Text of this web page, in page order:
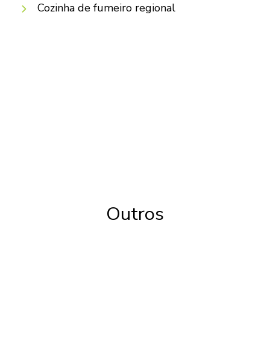
Cozinha de fumeiro regional
Outros